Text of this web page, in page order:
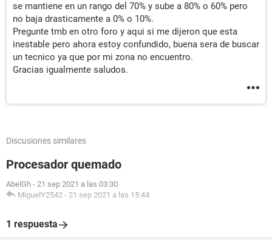
se mantiene en un rango del 70% y sube a 80% o 60% pero
no baja drasticamente a 0% o 10%.
Pregunte tmb en otro foro y aqui si me dijeron que esta
inestable pero ahora estoy confundido, buena sera de buscar
un tecnico ya que por mi zona no encuentro.
Gracias igualmente saludos.
Discusiones similares
Procesador quemado
AbelGh - 21 sep 2021 a las 03:30
MiguelY2542 - 21 sep 2021 a las 15:44
1 respuesta